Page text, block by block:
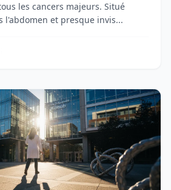
les cancers majeurs. Situé
l'abdomen et presque invis...